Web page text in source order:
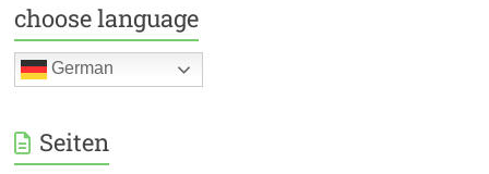
choose language
German
Seiten